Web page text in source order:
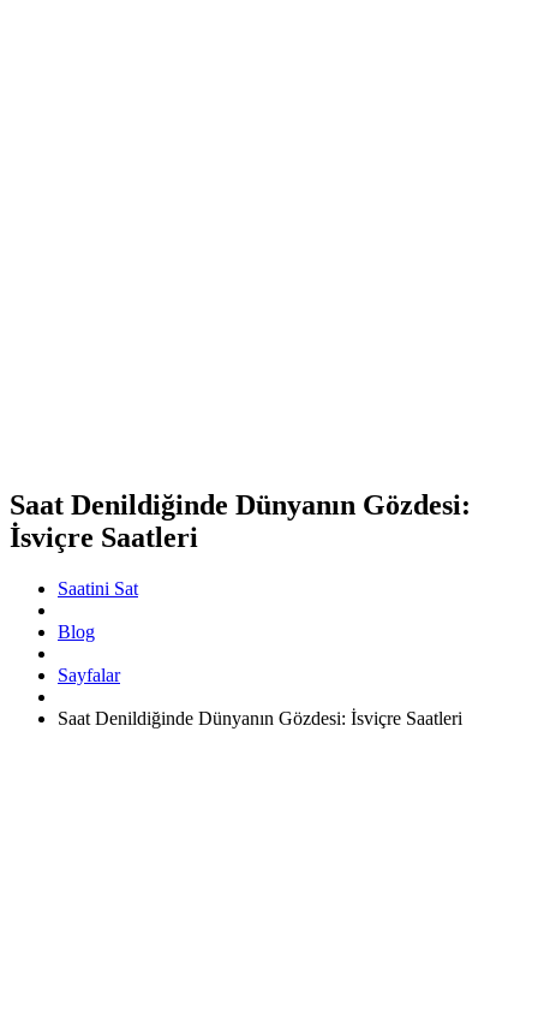
Saat Denildiğinde Dünyanın Gözdesi:
İsviçre Saatleri
Saatini Sat
Blog
Sayfalar
Saat Denildiğinde Dünyanın Gözdesi: İsviçre Saatleri